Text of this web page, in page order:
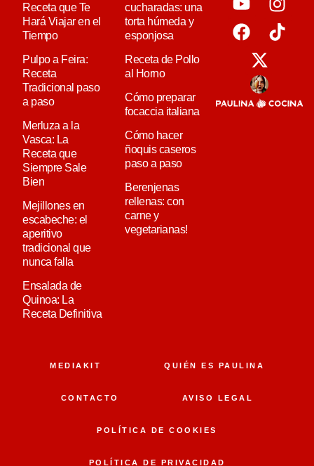
Receta que Te
Hará Viajar en el
Tiempo
Pulpo a Feira:
Receta
Tradicional paso
a paso
Merluza a la
Vasca: La
Receta que
Siempre Sale
Bien
Mejillones en
escabeche: el
aperitivo
tradicional que
nunca falla
Ensalada de
Quinoa: La
Receta Definitiva
cucharadas: una
torta húmeda y
esponjosa
Receta de Pollo
al Horno
Cómo preparar
focaccia italiana
Cómo hacer
ñoquis caseros
paso a paso
Berenjenas
rellenas: con
carne y
vegetarianas!
MEDIAKIT QUIÉN ES PAULINA
CONTACTO AVISO LEGAL
POLÍTICA DE COOKIES
POLÍTICA DE PRIVACIDAD